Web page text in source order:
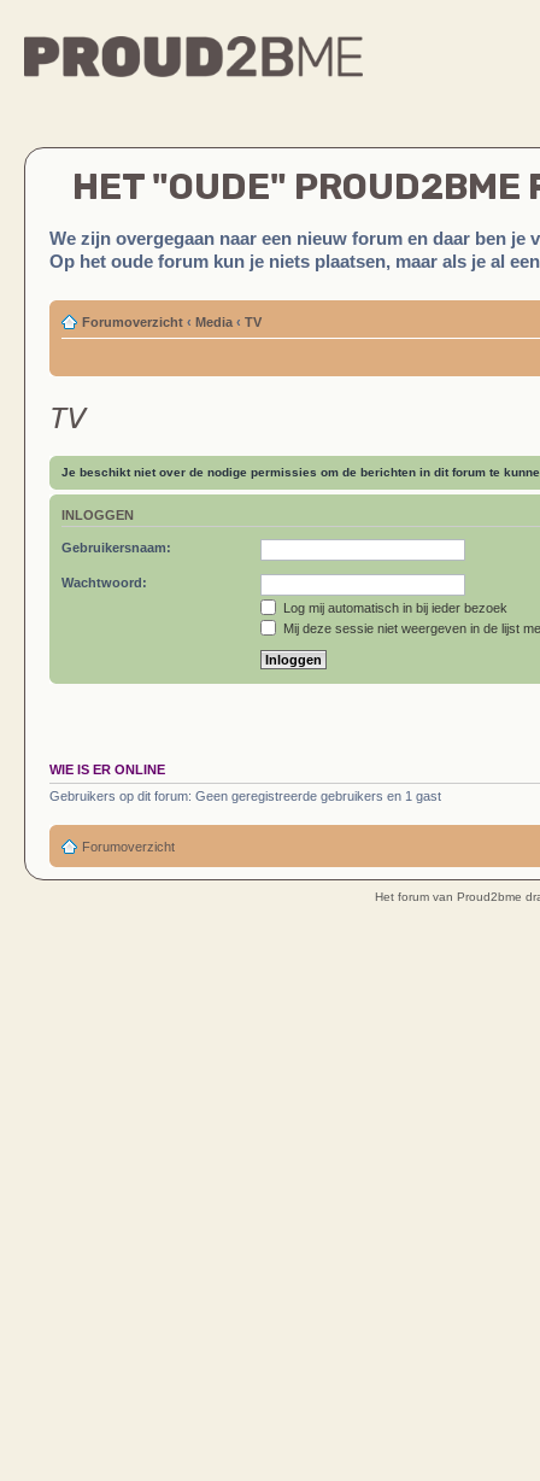
HET "OUDE" PROUD2BME
We zijn overgegaan naar een nieuw forum en daar ben je
Op het oude forum kun je niets plaatsen, maar als je al
Forumoverzicht ‹ Media ‹ TV
TV
Je beschikt niet over de nodige permissies om de berichten in dit forum te
INLOGGEN
Gebruikersnaam:
Wachtwoord:
Log mij automatisch in bij ieder bezoek
Mij deze sessie niet weergeven in de lijst
WIE IS ER ONLINE
Gebruikers op dit forum: Geen geregistreerde gebruikers en 1 gast
Forumoverzicht
Het forum van Proud2bme